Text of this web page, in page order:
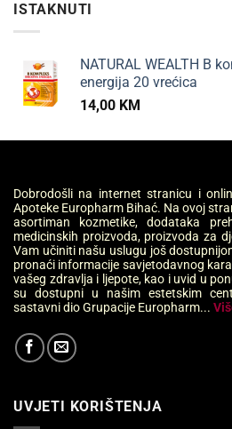
ISTAKNUTI
NATURAL WEALTH B
energija 20 vrećica
14,00 KM
Dobrodošli na internet stranicu i
Apoteke Europharm Bihać. Na ovoj
asortiman kozmetike, dodataka
medicinskih proizvoda, proizvoda za
Vam učiniti našu uslugu još
pronaći informacije savjetodavnog
vašeg zdravlja i ljepote, kao i uvid u
su dostupni u našim estetskim
sastavni dio Grupacije Europharm...
UVJETI KORIŠTENJA